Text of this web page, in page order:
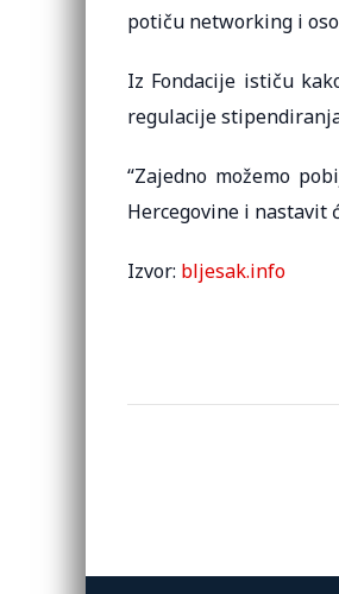
potiču networking i
Iz Fondacije ističu
regulacije
“Zajedno možemo
Hercegovine i nastavit
Izvor: bljesak.info